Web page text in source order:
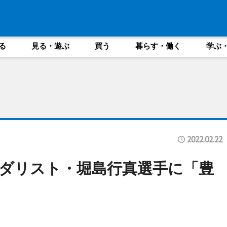
見る・遊ぶ 買う 暮らす・働く 学ぶ
2022.02.22
リスト・堀島行真選手に「豊